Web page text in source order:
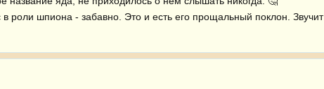
роли шпиона - забавно. Это и есть его прощальный поклон. Звучит